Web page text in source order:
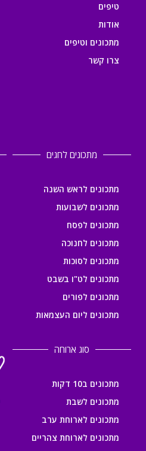
טיפים
אודות
מתכונים וטיפים
צרו קשר
מתכונים לחגים
מתכונים לראש השנה
מתכונים לשבועות
מתכונים לפסח
מתכונים לחנוכה
מתכונים לסוכות
מתכונים לט"ו בשבט
מתכונים לפורים
מתכונים ליום העצמאות
סוג ארוחה
מתכונים ב10 דקות
מתכונים לשבת
מתכונים לארוחת ערב
מתכונים לארוחת צהריים